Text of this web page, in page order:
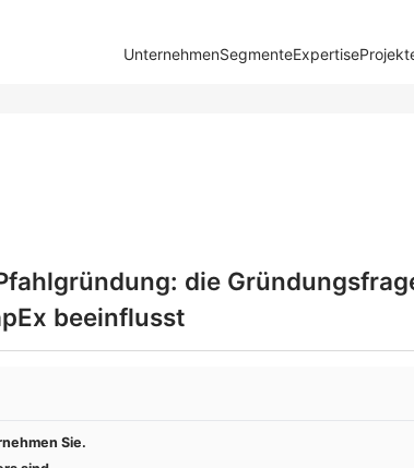
UnternehmenSegmenteExpertise
die
beeinflusst
Sie.